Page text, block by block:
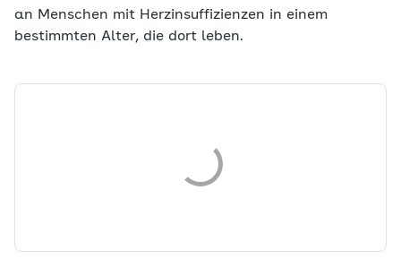
an Menschen mit Herzinsuffizienzen in einem
bestimmten Alter, die dort leben.